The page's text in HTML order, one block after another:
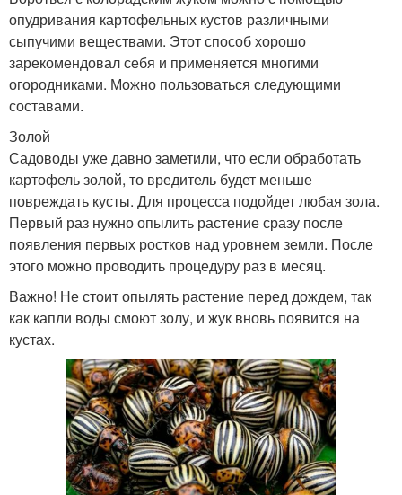
опудривания картофельных кустов различными
сыпучими веществами. Этот способ хорошо
зарекомендовал себя и применяется многими
огородниками. Можно пользоваться следующими
составами.
Золой
Садоводы уже давно заметили, что если обработать
картофель золой, то вредитель будет меньше
повреждать кусты. Для процесса подойдет любая зола.
Первый раз нужно опылить растение сразу после
появления первых ростков над уровнем земли. После
этого можно проводить процедуру раз в месяц.
Важно! Не стоит опылять растение перед дождем, так
как капли воды смоют золу, и жук вновь появится на
кустах.